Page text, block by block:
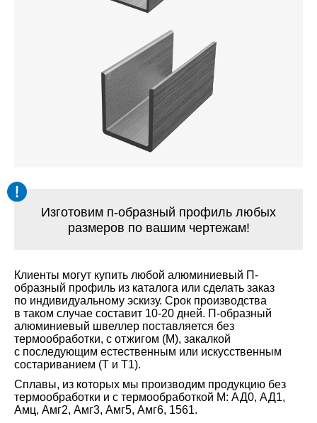
Изготовим п-образный профиль любых
размеров по вашим чертежам!
Клиенты могут купить любой алюминиевый П-
образный профиль из каталога или сделать заказ
по индивидуальному эскизу. Срок производства
в таком случае составит 10-20 дней. П-образный
алюминиевый швеллер поставляется без
термообработки, с отжигом (М), закалкой
с последующим естественным или искусственным
состариванием (Т и Т1).
Сплавы, из которых мы производим продукцию без
термообработки и с термообработкой М: АД0, АД1,
Амц, Амг2, Амг3, Амг5, Амг6, 1561.